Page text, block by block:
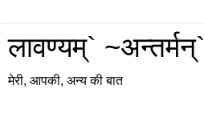
लावण्यम्` ~अन्तर्मन्`
मेरी, आपकी, अन्य की बात